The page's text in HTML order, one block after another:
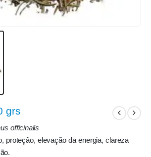
grs
officinalis
proteção, elevação da energia, clareza